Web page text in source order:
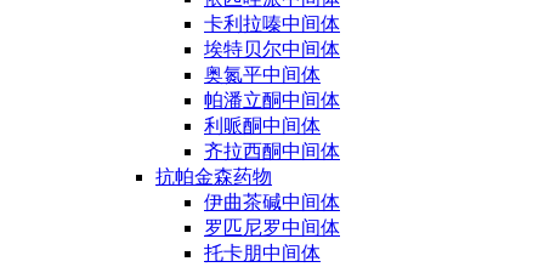
卡利拉嗪中间体
埃特贝尔中间体
奥氮平中间体
帕潘立酮中间体
利哌酮中间体
齐拉西酮中间体
抗帕金森药物
伊曲茶碱中间体
罗匹尼罗中间体
托卡朋中间体